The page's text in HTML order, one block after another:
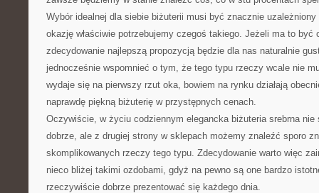
Wybór idealnej dla siebie biżuterii musi być znacznie
okazję właściwie potrzebujemy czegoś takiego. Jeżeli ma to być
zdecydowanie najlepszą propozycją będzie dla nas naturalnie
jednocześnie wspomnieć o tym, że tego typu rzeczy wcale nie
wydaje się na pierwszy rzut oka, bowiem na rynku działają
naprawdę piękną biżuterię w przystępnych cenach.
Oczywiście, w życiu codziennym elegancka biżuteria srebrna
dobrze, ale z drugiej strony w sklepach możemy znaleźć sporo
skomplikowanych rzeczy tego typu. Zdecydowanie warto więc
nieco bliżej takimi ozdobami, gdyż na pewno są one bardzo
rzeczywiście dobrze prezentować się każdego dnia.